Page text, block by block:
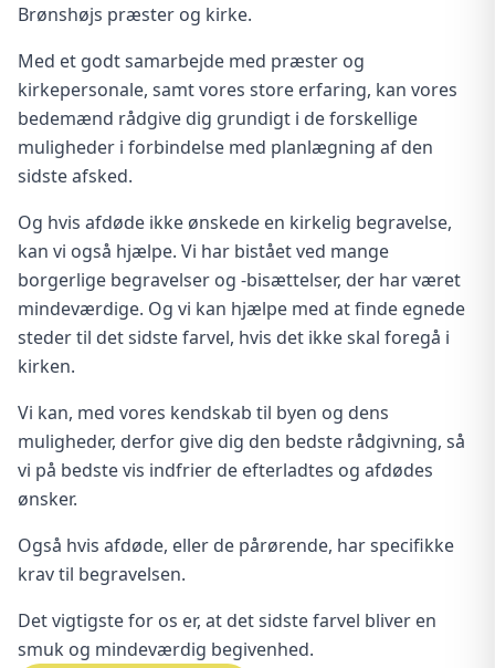
Brønshøjs præster og kirke.
Med et godt samarbejde med præster og
kirkepersonale, samt vores store erfaring, kan vores
bedemænd rådgive dig grundigt i de forskellige
muligheder i forbindelse med planlægning af den
sidste afsked.
Og hvis afdøde ikke ønskede en kirkelig begravelse,
kan vi også hjælpe. Vi har bistået ved mange
borgerlige begravelser og -bisættelser, der har været
mindeværdige. Og vi kan hjælpe med at finde egnede
steder til det sidste farvel, hvis det ikke skal foregå i
kirken.
Vi kan, med vores kendskab til byen og dens
muligheder, derfor give dig den bedste rådgivning, så
vi på bedste vis indfrier de efterladtes og afdødes
ønsker.
Også hvis afdøde, eller de pårørende, har specifikke
krav til begravelsen.
Det vigtigste for os er, at det sidste farvel bliver en
smuk og mindeværdig begivenhed.